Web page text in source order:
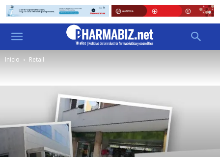
Inicio Retail